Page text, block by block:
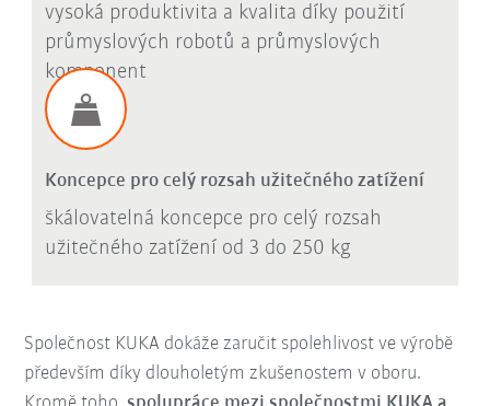
vysoká produktivita a kvalita díky použití
průmyslových robotů a průmyslových
komponent
Koncepce pro celý rozsah užitečného zatížení
škálovatelná koncepce pro celý rozsah
užitečného zatížení od 3 do 250 kg
Společnost KUKA dokáže zaručit spolehlivost ve výrobě
především díky dlouholetým zkušenostem v oboru.